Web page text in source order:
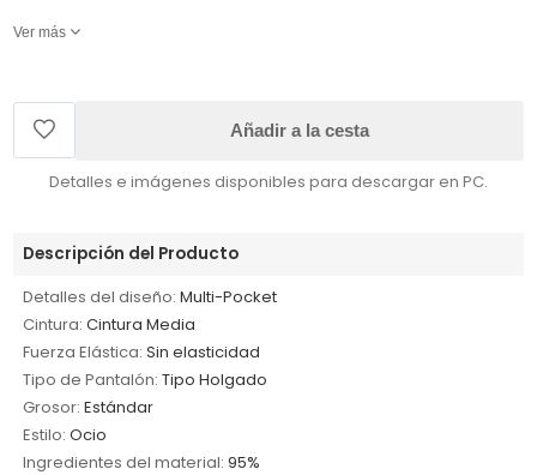
Ver más
Añadir a la cesta
Detalles e imágenes disponibles para descargar en PC.
Descripción del Producto
Detalles del diseño: Multi-Pocket
Cintura: Cintura Media
Fuerza Elástica: Sin elasticidad
Tipo de Pantalón: Tipo Holgado
Grosor: Estándar
Estilo: Ocio
Ingredientes del material: 95%